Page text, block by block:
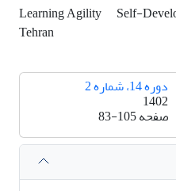
Learning Agility Self-
Tehran
دوره 14، شماره 2
1402
صفحه83-105